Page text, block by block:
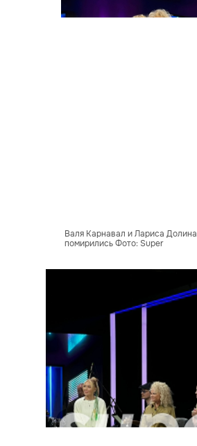
Валя Карнавал и Лариса Долина
помирились Фото: Super